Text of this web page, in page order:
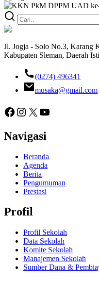
Jl. Jogja - Solo No.3, Karang
Kabupaten Sleman, Daerah
(0274) 496341
musaka@gmail.com
Facebook
Instagram
X YouTube
Navigasi
Beranda
Agenda
Berita
Pengumuman
Prestasi
Profil
Profil Sekolah
Data Sekolah
Komite Sekolah
Manajemen Sekolah
Sumber Dana &